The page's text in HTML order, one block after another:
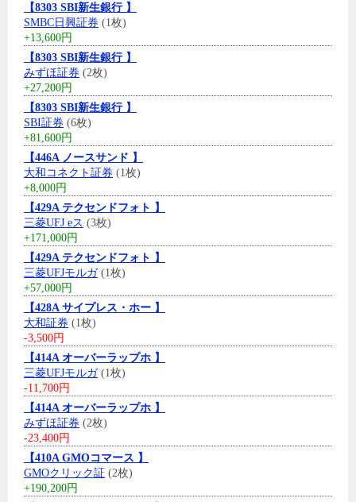
【8303 SBI新生銀行 】
SMBC日興証券 (1枚)
+13,600円
【8303 SBI新生銀行 】
みずほ証券 (2枚)
+27,200円
【8303 SBI新生銀行 】
SBI証券 (6枚)
+81,600円
【446A ノースサンド 】
大和コネクト証券 (1枚)
+8,000円
【429A テクセンドフォト 】
三菱UFJ eス (3枚)
+171,000円
【429A テクセンドフォト 】
三菱UFJモルガ(1枚)
+57,000円
【428A サイプレス・ホー 】
大和証券 (1枚)
-3,500円
【414A オーバーラップホ 】
三菱UFJモルガ(1枚)
-11,700円
【414A オーバーラップホ 】
みずほ証券 (2枚)
-23,400円
【410A GMOコマース 】
GMOクリック証 (2枚)
+190,200円